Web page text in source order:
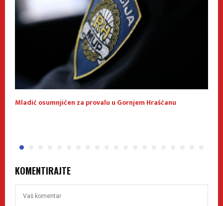
Mladić osumnjičen za provalu u Gornjem Hrašćanu
KOMENTIRAJTE